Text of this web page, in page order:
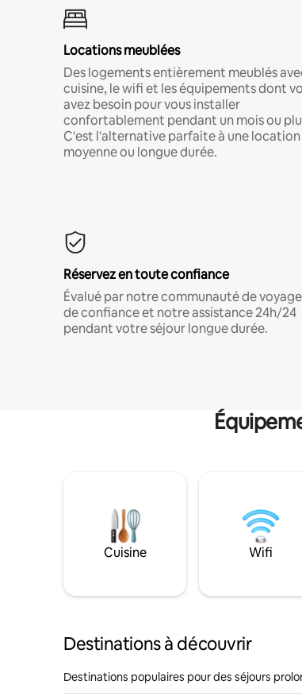
Locations meublées
Des logements entièrement meublés
cuisine, le wifi et les équipements dont
avez besoin pour vous installer
confortablement pendant un mois ou
C'est l'alternative parfaite à une location
moyenne ou longue durée.
Réservez en toute confiance
Évalué par notre communauté de
de confiance et notre assistance 24h/24
pendant votre séjour longue durée.
Cuisine Wifi
Destinations à découvrir
Destinations populaires pour des séjours